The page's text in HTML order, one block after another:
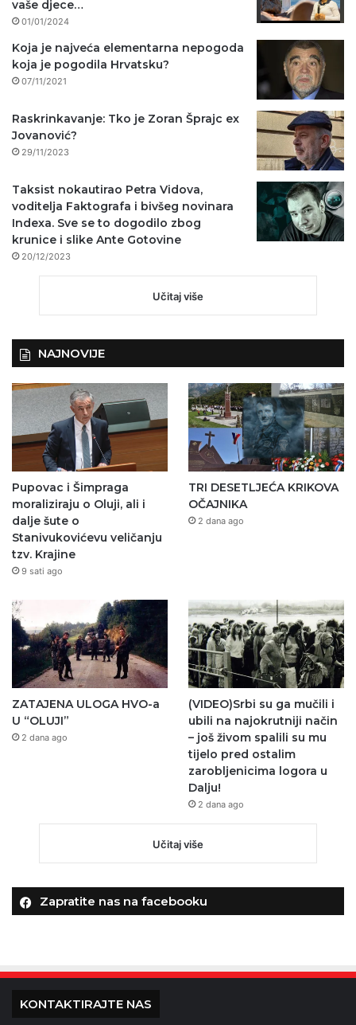
vaše djece…
01/01/2024
Koja je najveća elementarna nepogoda
koja je pogodila Hrvatsku?
07/11/2021
Raskrinkavanje: Tko je Zoran Šprajc ex
Jovanović?
29/11/2023
Taksist nokautirao Petra Vidova,
voditelja Faktografa i bivšeg novinara
Indexa. Sve se to dogodilo zbog
krunice i slike Ante Gotovine
20/12/2023
Učitaj više
NAJNOVIJE
Pupovac i Šimpraga
moraliziraju o Oluji, ali i
dalje šute o
Stanivukovićevu veličanju
tzv. Krajine
9 sati ago
TRI DESETLJEĆA KRIKOVA
OČAJNIKA
2 dana ago
ZATAJENA ULOGA HVO-a
U “OLUJI”
2 dana ago
(VIDEO)Srbi su ga mučili i
ubili na najokrutniji način
– još živom spalili su mu
tijelo pred ostalim
zarobljenicima logora u
Dalju!
2 dana ago
Učitaj više
Zapratite nas na facebooku
KONTAKTIRAJTE NAS